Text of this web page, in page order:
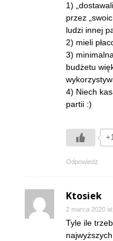
1)
przez
ludzi innej
2) mieli
3)
budżetu
4) Niech
partii :)
Odpowiedz
Ktosiek
2 marca 2020
Tyle ile